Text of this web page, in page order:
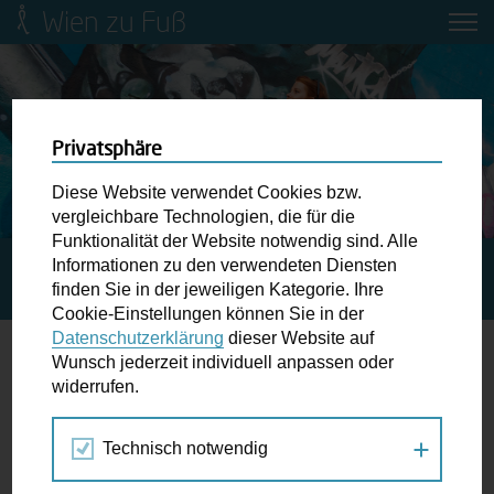
Wien zu Fuß
Mobilitätsbildung für Kinder und
Jugendliche
Ringstraße-Neugestaltung
Wiener Fußwegekarte
Newsletter abonnieren
Wunschbox
der Ampel ...
STARTSEITE BLOG
DAS WAR DER „WIENER
VERKEHRSFRÜHLING“ 2014
Das war der „Wiener Verkehrsfrühling“
2014
Privatsphäre
Diese Website verwendet Cookies bzw.
vergleichbare Technologien, die für die
Funktionalität der Website notwendig sind. Alle
Informationen zu den verwendeten Diensten
finden Sie in der jeweiligen Kategorie. Ihre
Cookie-Einstellungen können Sie in der
Datenschutzerklärung dieser Website auf
Wunsch jederzeit individuell anpassen oder
widerrufen.
Technisch notwendig